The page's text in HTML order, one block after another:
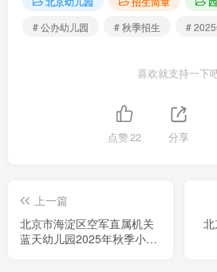
# 公办幼儿园
# 秋季招生 #
喜欢就支持一下
点赞22 分享
上一篇
北京市海淀区空军直属机关
蓝天幼儿园2025年秋季小